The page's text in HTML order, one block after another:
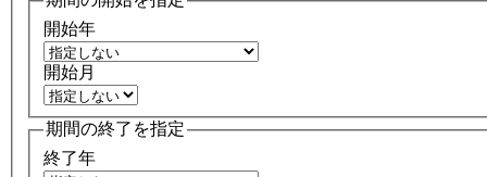
開始年
開始月
期間の終了を指定
終了年